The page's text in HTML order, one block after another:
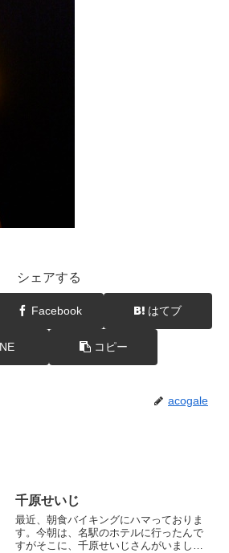
シェアする
Facebook はてブ
コピー
acogale
千原せいじ
最近、朝食バイキングにハマっておりま
す。今朝は、名駅のホテルに行ったんで
すがそこに、千原せいじさんがいまし